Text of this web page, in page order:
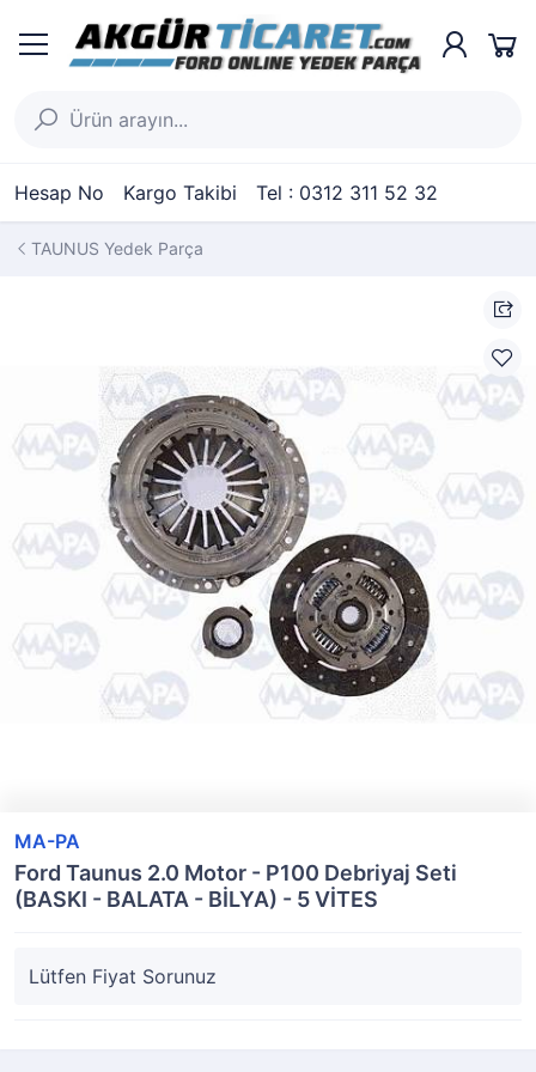
Hesap No Kargo Takibi Tel : 0312 311 52 32
TAUNUS Yedek Parça
MA-PA
Ford Taunus 2.0 Motor - P100 Debriyaj Seti
(BASKI - BALATA - BİLYA) - 5 VİTES
Lütfen Fiyat Sorunuz